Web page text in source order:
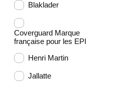
Blaklader
Coverguard Marque
française pour les EPI
Henri Martin
Jallatte